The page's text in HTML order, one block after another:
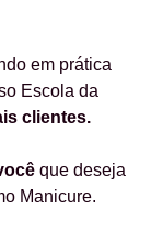
em prática
Escola da
clientes.
que deseja
Manicure.